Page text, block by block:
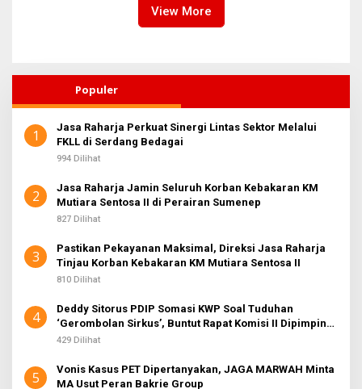
View More
Populer
1
Jasa Raharja Perkuat Sinergi Lintas Sektor Melalui
FKLL di Serdang Bedagai
994 Dilihat
2
Jasa Raharja Jamin Seluruh Korban Kebakaran KM
Mutiara Sentosa II di Perairan Sumenep
827 Dilihat
3
Pastikan Pekayanan Maksimal, Direksi Jasa Raharja
Tinjau Korban Kebakaran KM Mutiara Sentosa II
810 Dilihat
4
Deddy Sitorus PDIP Somasi KWP Soal Tuduhan
‘Gerombolan Sirkus’, Buntut Rapat Komisi II Dipimpin
Sufmi Dasco Ahmad
429 Dilihat
5
Vonis Kasus PET Dipertanyakan, JAGA MARWAH Minta
MA Usut Peran Bakrie Group